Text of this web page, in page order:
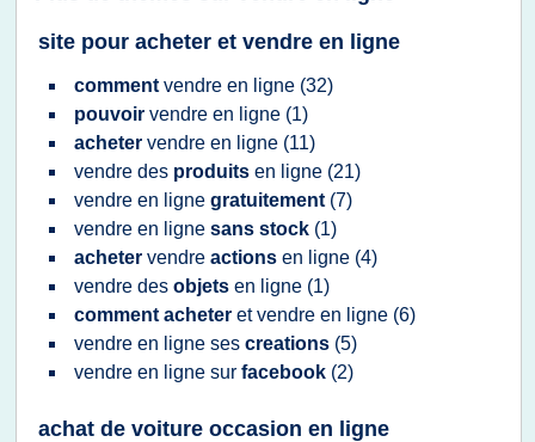
site pour acheter et vendre en ligne
comment vendre en ligne (32)
pouvoir vendre en ligne (1)
acheter vendre en ligne (11)
vendre des produits en ligne (21)
vendre en ligne gratuitement (7)
vendre en ligne sans stock (1)
acheter vendre actions en ligne (4)
vendre des objets en ligne (1)
comment acheter etvendre en ligne (6)
vendre en ligne ses creations (5)
vendre en ligne sur facebook (2)
achat de voiture occasion en ligne